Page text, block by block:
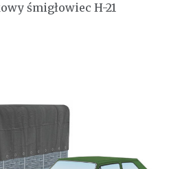
śmigłowiec H-21